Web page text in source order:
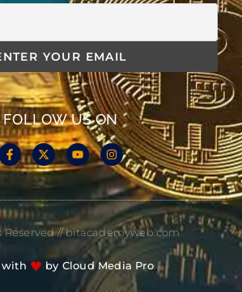
FOLLOW US ON
Reserved // bitacademyweb.com
with by Cloud Media Pro